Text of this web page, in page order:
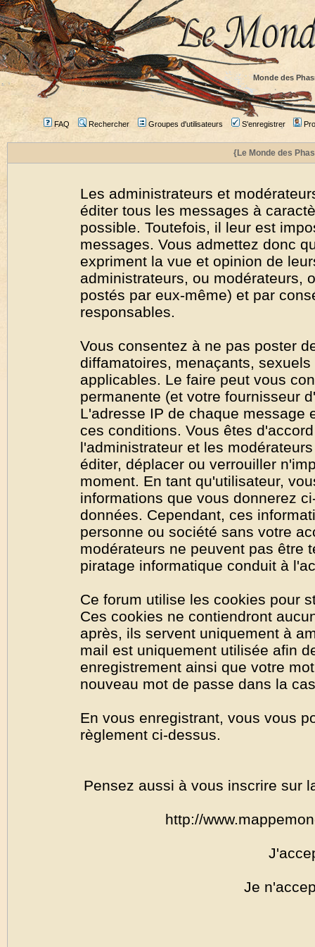
Monde des
FAQ Rechercher Groupes d'utilisateurs S'enregistrer
{Le Monde des
Les administrateurs et
éditer tous les messages à
possible. Toutefois, il leur est
messages. Vous admettez donc
expriment la vue et opinion de
administrateurs, ou modérateurs,
postés par eux-même) et par
responsables.
Vous consentez à ne pas poster
diffamatoires, menaçants,
applicables. Le faire peut vous
permanente (et votre fournisseur
L'adresse IP de chaque message
ces conditions. Vous êtes
l'administrateur et les
éditer, déplacer ou verrouiller
moment. En tant qu'utilisateur,
informations que vous donnerez
données. Cependant, ces
personne ou société sans votre
modérateurs ne peuvent pas être
piratage informatique conduit à
Ce forum utilise les cookies pour
Ces cookies ne contiendront
après, ils servent uniquement à
mail est uniquement utilisée afin
enregistrement ainsi que votre
nouveau mot de passe dans la
En vous enregistrant, vous vous
règlement ci-dessus.
Pensez aussi à vous inscrire sur
http://
Je